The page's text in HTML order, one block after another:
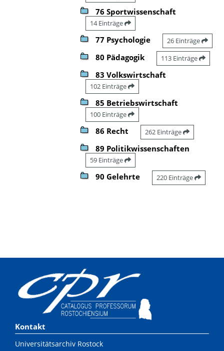
76 Sportwissenschaft
14 Einträge
77 Psychologie 26 Einträge
80 Pädagogik 113 Einträge
83 Volkswirtschaft
102 Einträge
85 Betriebswirtschaft
100 Einträge
86 Recht 262 Einträge
89 Politikwissenschaften
59 Einträge
90 Gelehrte 220 Einträge
Kontakt
Universitätsarchiv Rostock